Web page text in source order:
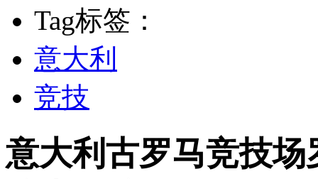
Tag标签：
意大利
竞技
意大利古罗马竞技